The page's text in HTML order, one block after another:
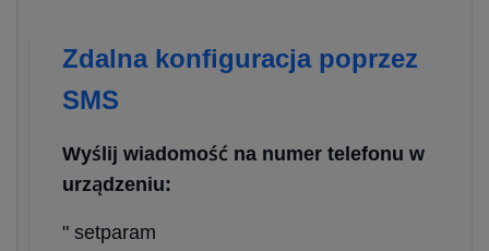
Zdalna konfiguracja poprzez
SMS
Wyślij wiadomość na numer telefonu w
urządzeniu:
" setparam